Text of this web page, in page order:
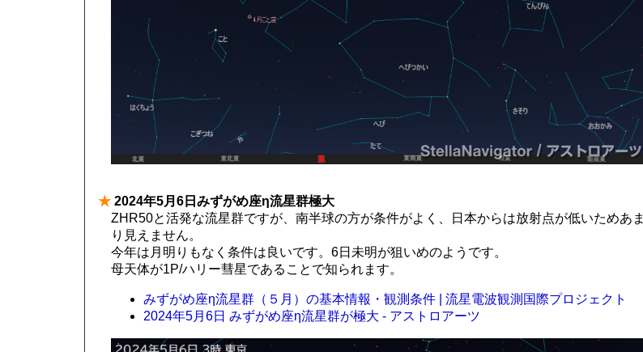
★ 2024年5月6日みずがめ座η流星群極大
ZHR50と活発な流星群ですが、南半球の方が条件がよく、日本からは放射点が低いためあま
り見えません。
今年は月明りもなく条件は良いです。6日未明が狙いめのようです。
母天体が1P/ハリー彗星であることで知られます。
みずがめ座η流星群（５月）の基本情報・観測条件 | 流星電波観測国際プロジェクト
2024年5月6日 みずがめ座η流星群が極大 - アストロアーツ